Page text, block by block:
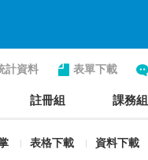
計資料 表單下載
註冊組 課務組
表格下載 資料下載